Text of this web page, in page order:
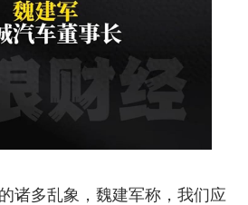
诸多乱象，魏建军称，我们应